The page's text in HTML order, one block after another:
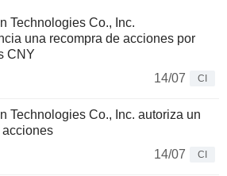
Technologies Co., Inc.
una recompra de acciones por
CNY
14/07
CI
Technologies Co., Inc. autoriza un
acciones
14/07
CI